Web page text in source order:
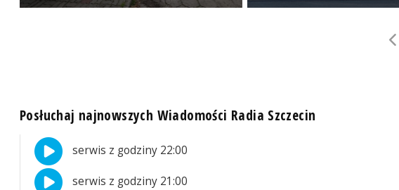
Posłuchaj najnowszych Wiadomości Radia Szczecin
serwis z godziny 22:00
serwis z godziny 21:00